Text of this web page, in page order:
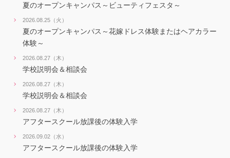
夏のオープンキャンパス～ビューティフェスタ～
2026.08.25（火）
夏のオープンキャンパス～花嫁ドレス体験またはヘアカラー
体験～
2026.08.27（木）
学校説明会＆相談会
2026.08.27（木）
学校説明会＆相談会
2026.08.27（木）
アフタースクール放課後の体験入学
2026.09.02（水）
アフタースクール放課後の体験入学